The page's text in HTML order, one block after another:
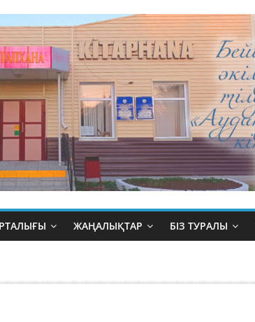
ЖАҢАЛЫҚТАР БІЗ ТУРАЛЫ